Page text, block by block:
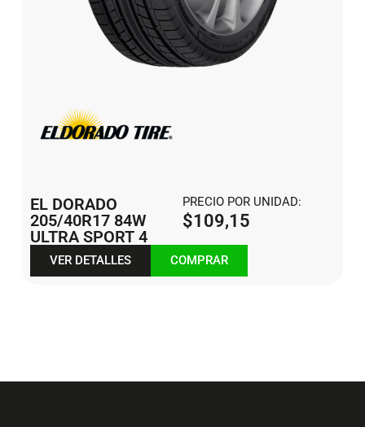
EL DORADO
205/40R17 84W
ULTRA SPORT 4
PRECIO POR UNIDAD:
$109,15
VER DETALLES COMPRAR